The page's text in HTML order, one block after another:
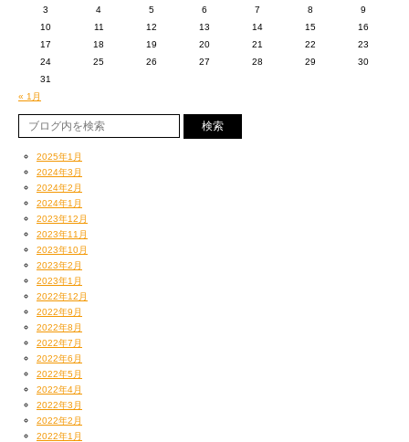
実際に読んでもらえばすぐ分かると思うんですが、
ここで繰り広げられているような下らなくも有意義な雑談の数々こそが、
わたくし宇多丸の発想の源！
言ってみればこれは、構想ノートみたいなもんですよ。
例えば「この世から泥棒がいなくなりますように」の巻で延々語られている
「嬉しい怒り」とは何か？という問題、
私も改めて読み返していて気がついたんですが、
これなんかもうそのまんま、今回の『けしからん』のコンセプトに繋がる会
話ですからね。
宇多丸という男の思想信条とアイデアが詰まっているという意味では、
アルバム何十枚分のボリュームってことになりますよこりゃあ！
ということで『HEAT ISLAND』の副読本としてもぜひ。
とにかく面白いのは保証します！
3 4 5 6 7 8
9
10
11 12 13 14 15
16
17
18 19 20 21 22
23
24
25 26 27 28 29
30
31
« 1月
2025年1月
2024年3月
2024年2月
2024年1月
2023年12月
2023年11月
2023年10月
2023年2月
2023年1月
2022年12月
2022年9月
2022年8月
2022年7月
2022年6月
2022年5月
2022年4月
2022年3月
2022年2月
2022年1月